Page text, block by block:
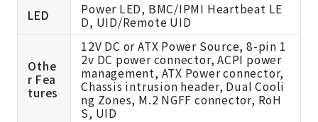
LED
Power LED, BMC/IPMI Heartbeat LE
D, UID/Remote UID
Othe
r Fea
tures
12V DC or ATX Power Source, 8-pin 1
2v DC power connector, ACPI power
management, ATX Power connector,
Chassis intrusion header, Dual Cooli
ng Zones, M.2 NGFF connector, RoH
S, UID